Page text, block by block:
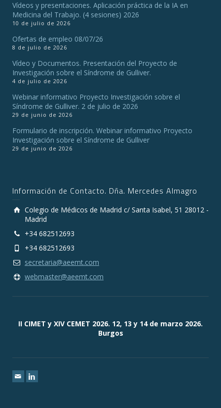
Vídeos y presentaciones. Aplicación práctica de la IA en
Medicina del Trabajo. (4 sesiones) 2026
10 de julio de 2026
Ofertas de empleo 08/07/26
8 de julio de 2026
Vídeo y Documentos. Presentación del Proyecto de
Investigación sobre el Síndrome de Gulliver.
4 de julio de 2026
Webinar informativo Proyecto Investigación sobre el
Síndrome de Gulliver. 2 de julio de 2026
29 de junio de 2026
Formulario de inscripción. Webinar informativo Proyecto
Investigación sobre el Síndrome de Gulliver
29 de junio de 2026
Información de Contacto. Dña. Mercedes Almagro
Colegio de Médicos de Madrid c/ Santa Isabel, 51 28012 -
Madrid
+34 682512693
+34 682512693
secretaria@aeemt.com
webmaster@aeemt.com
II CIMET y XIV CEMET 2026. 12, 13 y 14 de marzo 2026.
Burgos